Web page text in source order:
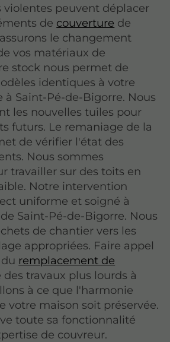
violentes peuvent déplacer
de couverture de
le changement
vos matériaux de
stock nous permet de
identiques à votre
Saint-Pé-de-Bigorre. Nous
les nouvelles tuiles pour
futurs. Le remaniage de la
de vérifier l'état des
Nous sommes
travailler sur des toits en
Notre intervention
uniforme et soigné à
Saint-Pé-de-Bigorre. Nous
de chantier vers les
appropriées. Faire appel
remplacement de
des travaux plus lourds à
à ce que l'harmonie
votre maison soit préservée.
toute sa fonctionnalité
de couvreur.